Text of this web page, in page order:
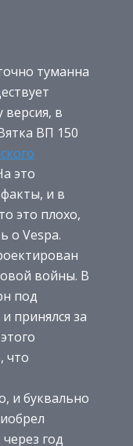
туманна
версия, в
ВП 150
это
и в
это плохо,
о Vespa.
войны. В
под
принялся за
что
и буквально
год